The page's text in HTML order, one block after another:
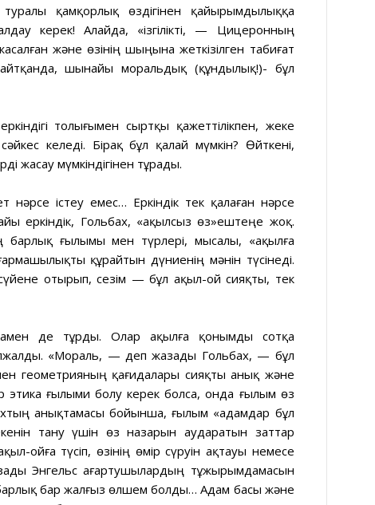
қамқорлық өздігінен қайырымдылыққа
керек! Алайда, «ізгілікті, — Цицеронның
және өзінің шыңына жеткізілген табиғат
шынайы моральдық (құндылық!)- бұл
толығымен сыртқы қажеттілікпен, жеке
келеді. Бірақ бұл қалай мүмкін? Өйткені,
жасау мүмкіндігінен тұрады.
істеу емес… Еркіндік тек қалаған нәрсе
еркіндік, Гольбах, «ақылсыз өз»ештеңе жоқ.
барлық ғылымы мен түрлері, мысалы, «ақылға
құрайтын дүниенің мәнін түсінеді.
отырып, сезім — бұл ақыл-ой сияқты, тек
де тұрды. Олар ақылға қонымды сотқа
«Мораль, — деп жазады Гольбах, — бұл
геометрияның қағидалары сияқты анық және
этика ғылыми болу керек болса, онда ғылым өз
анықтамасы бойынша, ғылым «адамдар бұл
тану үшін өз назарын аударатын заттар
ойға түсіп, өзінің өмір сүруін ақтауы немесе
Энгельс ағартушылардың тұжырымдамасын
бар жалғыз өлшем болды… Адам басы және